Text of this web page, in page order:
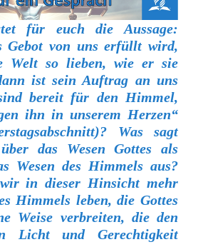
für euch die Aussage:
Gebot von uns erfüllt wird,
Welt so lieben, wie er sie
ist sein Auftrag an uns
bereit für den Himmel,
ihn in unserem Herzen“
Was sagt
das Wesen Gottes als
Wesen des Himmels aus?
in dieser Hinsicht mehr
Himmels leben, die Gottes
Weise verbreiten, die den
Licht und Gerechtigkeit